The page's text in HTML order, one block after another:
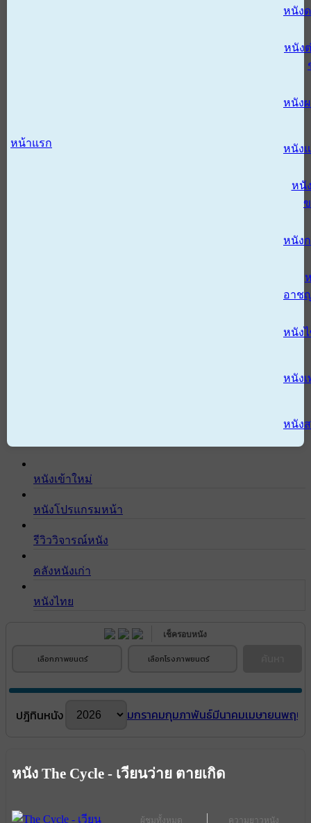
หน้าแรก
หนัง
หนัง
หนัง
หนัง
หนั
หนัง
อาช
หนัง
หนังเ
หนัง
หนังเข้าใหม่
หนังโปรแกรมหน้า
รีวิววิจารณ์หนัง
คลังหนังเก่า
หนังไทย
เช็ครอบหนัง
เลือกภาพยนตร์ เลือกโรงภาพยนตร์
ปฎิทินหนัง มกราคมกุมภาพันธ์มีนาคมเมษายนพฤษ
ผู้ชมทั้งหมด ความยาวหนัง
หนัง The Cycle - เวียนว่าย ตายเกิด